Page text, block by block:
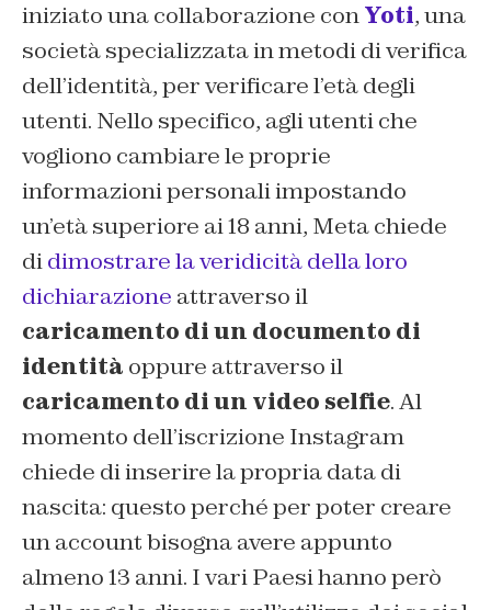
iniziato una collaborazione conYoti, una
società specializzata in metodi di verifica
dell’identità, per verificare l’età degli
utenti. Nello specifico, agli utenti che
vogliono cambiare le proprie
informazioni personali impostando
un’età superiore ai 18 anni, Meta chiede
didimostrare la veridicità della loro
dichiarazione attraverso il
caricamento di un documento di
identità oppure attraverso il
caricamento di un video selfie. Al
momento dell’iscrizione Instagram
chiede di inserire la propria data di
nascita: questo perché per poter creare
un account bisogna avere appunto
almeno 13 anni. I vari Paesi hanno però